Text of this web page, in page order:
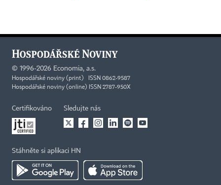
© 1996-2026 Economia, a.s.
Hospodářské noviny (print) ISSN 0862-9587
Hospodářské noviny (online) ISSN 2787-950X
Certifikováno Sledujte nás
Stáhněte si aplikaci HN